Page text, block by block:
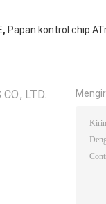
, Papan kontrol chip
LTD.